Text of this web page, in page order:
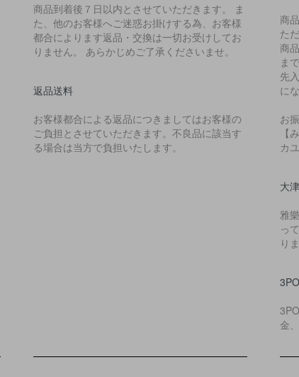
商品到着後７日以内とさせていただきます。 ま
た、他のお客様へご迷惑お掛けする為、お客様
都合によります返品・交換は一切お受けしてお
りません。 あらかじめご了承くださいませ。
返品送料
お客様都合による返品につきましてはお客様の
ご負担とさせていただきます。不良品に該当す
る場合は当方で負担いたします。
商
た
商
ま
先
に
お
カ
大
雅
っ
り
金